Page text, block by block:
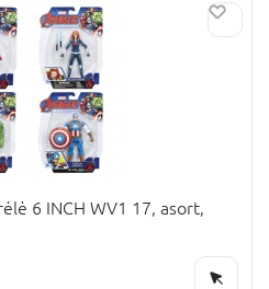
6 INCH WV1 17, asort,